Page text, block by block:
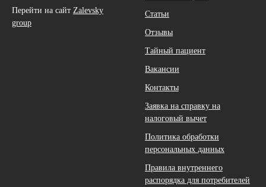
Перейти на сайт Zalevsky
group
Статьи
Отзывы
Тайный пациент
Вакансии
Контакты
Заявка на справку на
налоговый вычет
Политика обработки
персональных данных
Правила внутреннего
распорядка для потребителей